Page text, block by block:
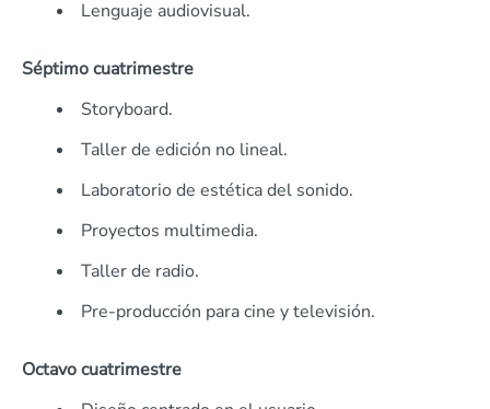
Lenguaje audiovisual.
Séptimo cuatrimestre
Storyboard.
Taller de edición no lineal.
Laboratorio de estética del sonido.
Proyectos multimedia.
Taller de radio.
Pre-producción para cine y televisión.
Octavo cuatrimestre